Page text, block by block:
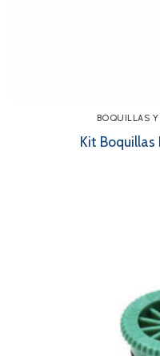
BOQUILLAS Y
Kit